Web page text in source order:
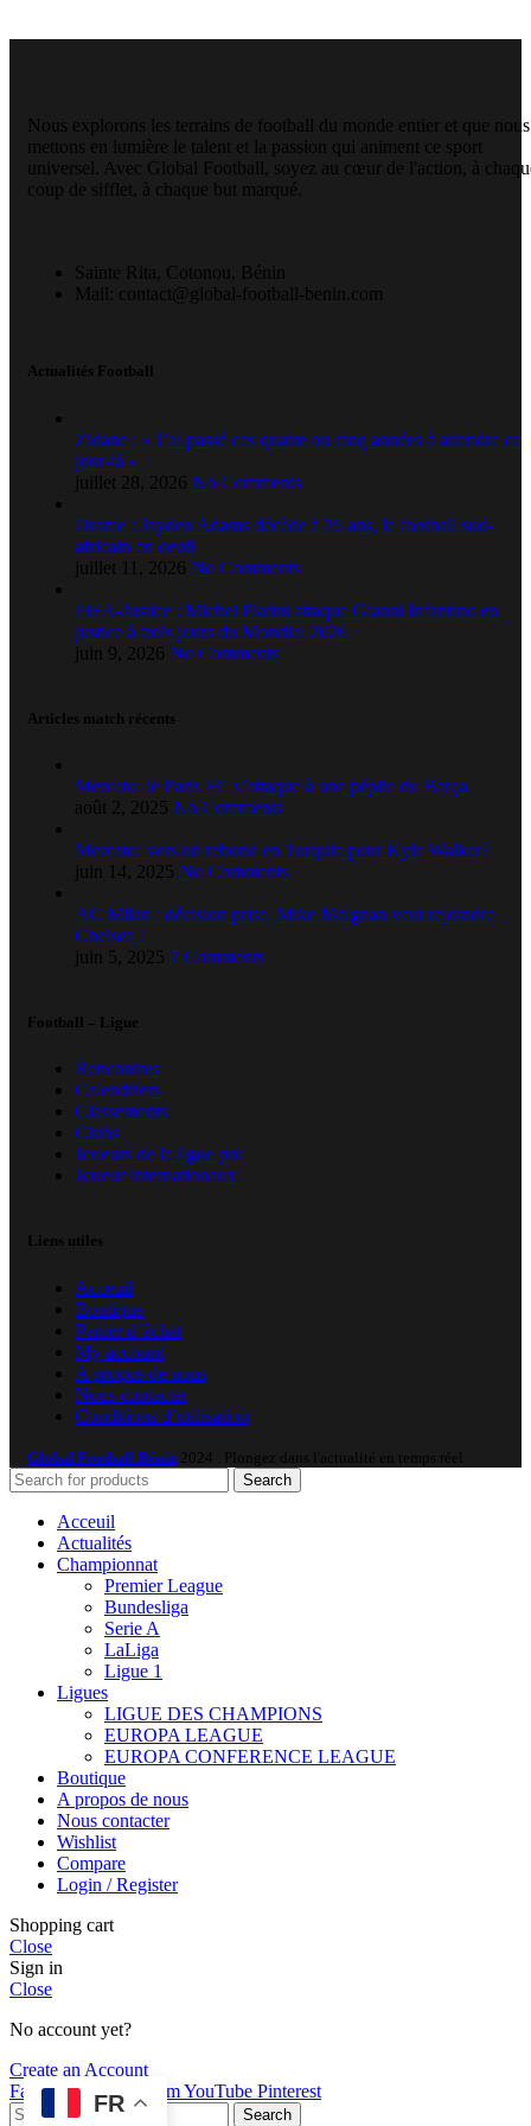
Nous explorons les terrains de football du monde entier et que nous
mettons en lumière le talent et la passion qui animent ce sport
universel. Avec Global Football, soyez au cœur de l'action, à
coup de sifflet, à chaque but marqué.
Sainte Rita, Cotonou, Bénin
Mail: contact@global-football-benin.com
Actualités Football
Zidane : « J’ai passé ces quatre ou cinq années à attendre ce
jour-là »
juillet 28, 2026 No Comments
Drame : Jayden Adams décède à 25 ans, le football sud-
africain en deuil
juillet 11, 2026 No Comments
FIFA-Justice : Michel Platini attaque Gianni Infantino en
justice à trois jours du Mondial 2026
juin 9, 2026 No Comments
Articles match récents
Mercato: le Paris FC s’attaque à une pépite du Barça
août 2, 2025 No Comments
Mercato: vers un rebond en Turquie pour Kyle Walker?
juin 14, 2025 No Comments
AC Milan : décision prise, Mike Maignan veut rejoindre
Chelsea !
juin 5, 2025 7 Comments
Football – Ligue
Rencontres
Calendriers
Classements
Clubs
Joueurs de la ligue pro
Joueur internationaux
Liens utiles
Acceuil
Boutique
Panier d’âchat
My account
A propos de nous
Nous contacter
Conditions d’utilisation
Global Football Bénin
2024 . Plongez dans l'actualité en temps réel
Search
Acceuil
Actualités
Championnat
Premier League
Bundesliga
Serie A
LaLiga
Ligue 1
Ligues
LIGUE DES CHAMPIONS
EUROPA LEAGUE
EUROPA CONFERENCE LEAGUE
Boutique
A propos de nous
Nous contacter
Wishlist
Compare
Login / Register
Shopping cart
Close
Sign in
Close
No account yet?
Create an Account
Facebook
X InstagramYouTube Pinterest
Search
FR